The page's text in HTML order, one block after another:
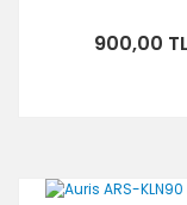
900,00 TL